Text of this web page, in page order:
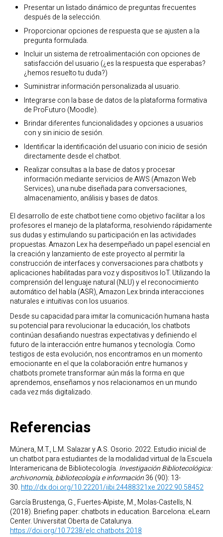
Presentar un listado dinámico de preguntas frecuentes
después de la selección.
Proporcionar opciones de respuesta que se ajusten a la
pregunta formulada.
Incluir un sistema de retroalimentación con opciones de
satisfacción del usuario (¿es la respuesta que esperabas?
¿hemos resuelto tu duda?)
Suministrar información personalizada al usuario.
Integrarse con la base de datos de la plataforma formativa
de ProFuturo (Moodle).
Brindar diferentes funcionalidades y opciones a usuarios
con y sin inicio de sesión.
Identificar la identificación del usuario con inicio de sesión
directamente desde el chatbot.
Realizar consultas a la base de datos y procesar
información mediante servicios de AWS (Amazon Web
Services), una nube diseñada para conversaciones,
almacenamiento, análisis y bases de datos.
El desarrollo de este chatbot tiene como objetivo facilitar a los
profesores el manejo de la plataforma, resolviendo rápidamente
sus dudas y estimulando su participación en las actividades
propuestas. Amazon Lex ha desempeñado un papel esencial en
la creación y lanzamiento de este proyecto al permitir la
construcción de interfaces y conversaciones para chatbots y
aplicaciones habilitadas para voz y dispositivos IoT. Utilizando la
comprensión del lenguaje natural (NLU) y el reconocimiento
automático del habla (ASR), Amazon Lex brinda interacciones
naturales e intuitivas con los usuarios.
Desde su capacidad para imitar la comunicación humana hasta
su potencial para revolucionar la educación, los chatbots
continúan desafiando nuestras expectativas y definiendo el
futuro de la interacción entre humanos y tecnología. Como
testigos de esta evolución, nos encontramos en un momento
emocionante en el que la colaboración entre humanos y
chatbots promete transformar aún más la forma en que
aprendemos, enseñamos y nos relacionamos en un mundo
cada vez más digitalizado.
Referencias
Múnera, M.T., L.M. Salazar y A.S. Osorio. 2022. Estudio inicial de
un chatbot para estudiantes de la modalidad virtual de la Escuela
Interamericana de Bibliotecología.Investigación Bibliotecológica:
archivonomía, bibliotecología e información36 (90): 13-
30.http://dx.doi.org/10.22201/iibi.24488321xe.2022.90.58452
García Brustenga, G., Fuertes-Alpiste, M., Molas-Castells, N.
(2018). Briefing paper: chatbots in education. Barcelona: eLearn
Center. Universitat Oberta de Catalunya.
https://doi.org/10.7238/elc.chatbots.2018